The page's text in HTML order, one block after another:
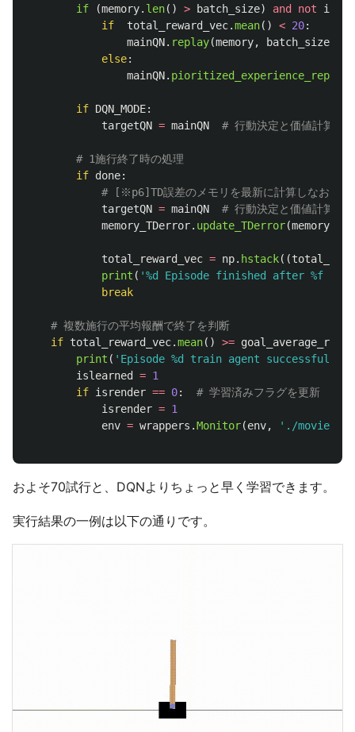
if (memory. len() > batch_size) and not
if
total_reward_vec.mean() < 20:
mainQN. replay(memory, batch_size
else:
mainQN. pioritized_experience_replay
if DQN_MODE:
targetQN = mainQN
if done:
targetQN = mainQN
memory_TDerror. update_TDerror(memory
total_reward_vec = np. hstack((
print ( '%d Episode finished after %f
break
if total_reward_vec.mean() >=
print ( ' Episode %d train agent successfuly!
islearned
= 1
if isrender == 0:
isrender = 1
env = wrappers .Monitor(env, ' ./movie/
およそ70試行と、DQNよりちょっと早く学習できます。
実行結果の一例は以下の通りです。